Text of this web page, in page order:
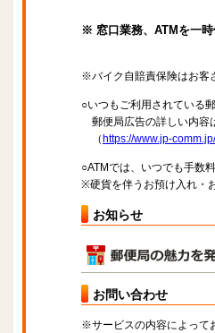
※ 窓口業務、ATMを一時
※バイク自賠責保険はお客
○いつもご利用されている
郵便局広告の詳しい内容
（ https://www.jp-
○ATMでは、いつでも手数
※硬貨を伴うお預け入れ・
お知らせ
お問い合わせ
※サービスの内容によって